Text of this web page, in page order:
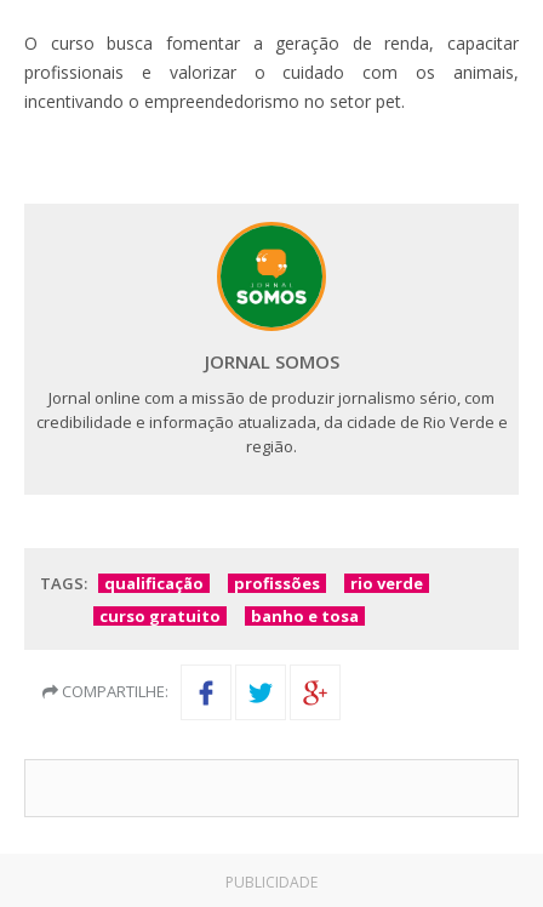
O curso busca fomentar a geração de renda, capacitar
profissionais e valorizar o cuidado com os animais,
incentivando o empreendedorismo no setor pet.
JORNAL SOMOS
Jornal online com a missão de produzir jornalismo sério, com
credibilidade e informação atualizada, da cidade de Rio Verde e
região.
TAGS: qualificação profissões
rio verde
curso gratuito
banho e tosa
COMPARTILHE:
PUBLICIDADE